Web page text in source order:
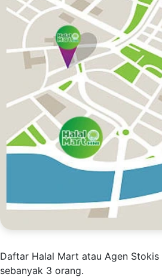
Daftar Halal Mart atau Agen
sebanyak 3 orang.